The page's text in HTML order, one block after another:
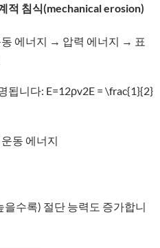
적 침식(mechanical erosion)
에너지 → 압력 에너지 → 표
됩니다: E=12ρv2E = \frac{1}{2}
동 에너지
수록) 절단 능력도 증가합니